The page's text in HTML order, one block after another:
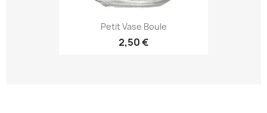
Petit Vase Boule
2,50 €